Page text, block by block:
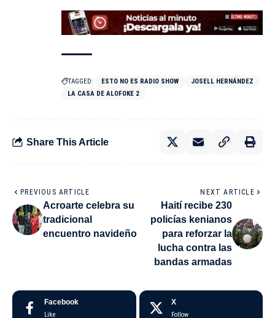
TAGGED: ESTO NO ES RADIO SHOW
JOSELL HERNÁNDEZ
LA CASA DE ALOFOKE 2
Share This Article
PREVIOUS ARTICLE
Acroarte celebra su
tradicional
encuentro navideño
NEXT ARTICLE
Haití recibe 230
policías kenianos
para reforzar la
lucha contra las
bandas armadas
Facebook
Like
X
Follow